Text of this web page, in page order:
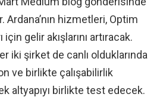
Ardana’nın hizmetleri, Optim
için gelir akışlarını artıracak.
iki şirket de canlı olduklarında
ve birlikte çalışabilirlik
altyapıyı birlikte test edecek.